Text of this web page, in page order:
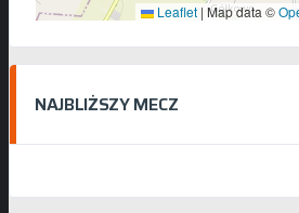
Leaflet | Map data ©
NAJBLIŻSZY MECZ